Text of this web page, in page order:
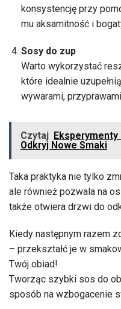
konsystencję przy
mu aksamitność i
Sosy do zup
Warto wykorzystać
które idealnie
wywarami,
Czytaj Eksperymenty
Odkryj Nowe Smaki
Taka praktyka nie tylko
ale również pozwala na
także otwiera drzwi do
Kiedy następnym razem
– przekształć je w
Twój obiad!
Tworząc szybki sos do
sposób na wzbogacenie